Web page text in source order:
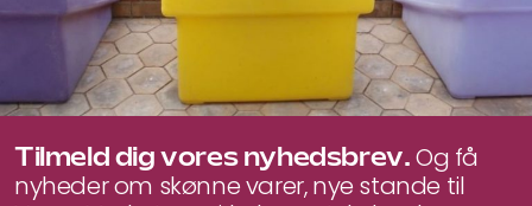
Tilmeld dig vores nyhedsbrev.Og få
nyheder om skønne varer, nye stande til